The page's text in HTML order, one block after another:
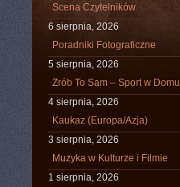
Scena Czytelników
6 sierpnia, 2026
Poradniki Fotograficzne
5 sierpnia, 2026
Zrób To Sam – Sport w Domu
4 sierpnia, 2026
Kaukaz (Europa/Azja)
3 sierpnia, 2026
Muzyka w Kulturze i Filmie
1 sierpnia, 2026